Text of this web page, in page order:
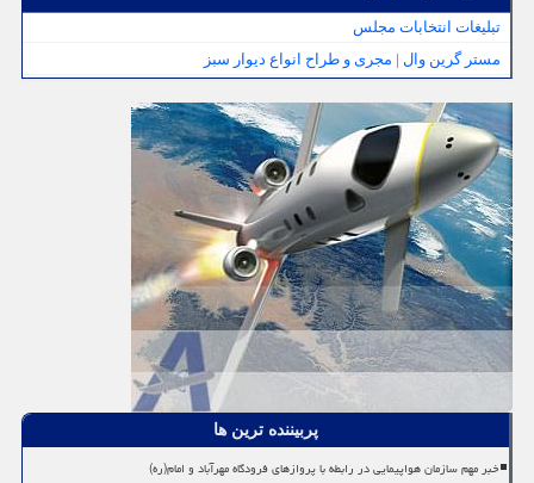
تبلیغات انتخابات مجلس
مستر گرین وال | مجری و طراح انواع دیوار سبز
پربیننده ترین ها
خبر مهم سازمان هواپیمایی در رابطه با پروازهای فرودگاه مهرآباد و امام(ره)